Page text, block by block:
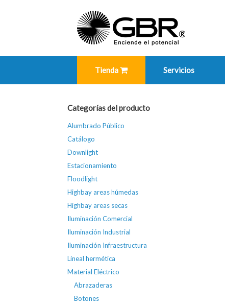
Tienda Servicios
Categorías del producto
Alumbrado Público
Catálogo
Downlight
Estacionamiento
Floodlight
Highbay areas húmedas
Highbay areas secas
Iluminación Comercial
Iluminación Industrial
Iluminación Infraestructura
Lineal hermética
Material Eléctrico
Abrazaderas
Botones